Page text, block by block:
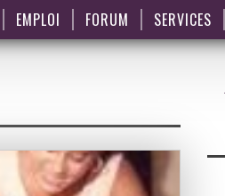
EMPLOI FORUM SERVICES